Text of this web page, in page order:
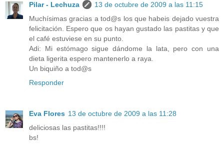
Pilar - Lechuza
13 de octubre de 2009 a las 11:15
Muchísimas gracias a tod@s los que habeis dejado vuestra
felicitación. Espero que os hayan gustado las pastitas y que
el café estuviese en su punto.
Adi: Mi estómago sigue dándome la lata, pero con una
dieta ligerita espero mantenerlo a raya.
Un biquiño a tod@s
Responder
Eva Flores 13 de octubre de 2009 a las 11:28
deliciosas las pastitas!!!!
bs!